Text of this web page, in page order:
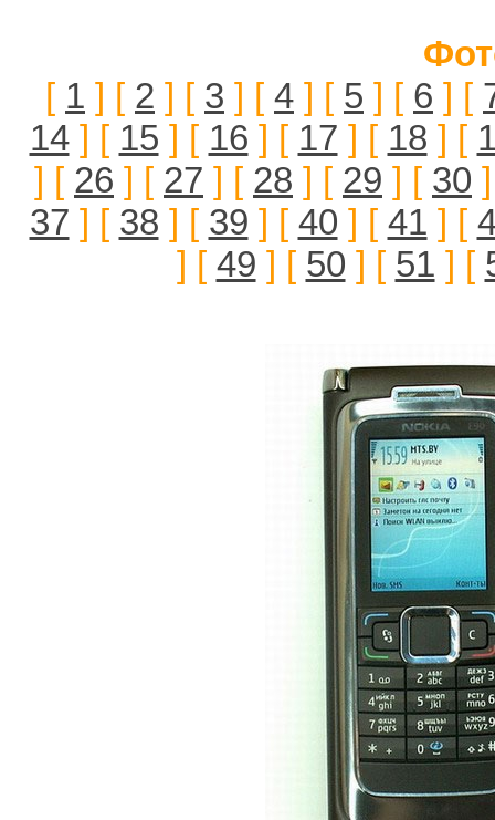
[ 1 ] [ 2 ] [ 3 ] [ 4 ] [ 5 ] [ 6 ] [
14] [ 15 ] [ 16 ] [ 17 ] [ 18 ] [
] [ 26 ] [ 27 ] [ 28 ] [ 29 ] [ 30
37 ] [ 38 ] [ 39 ] [ 40 ] [ 41 ] [
] [ 49 ] [ 50 ] [ 51 ] [